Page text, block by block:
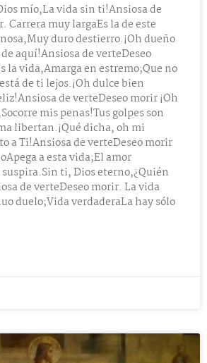
mío,La vida sin ti!Ansiosa de
Carrera muy largaEs la de este
duro destierro.¡Oh dueño
aquí!Ansiosa de verteDeseo
la vida,Amarga en estremo;Que no
de ti lejos.¡Oh dulce bien
de verteDeseo morir ¡Oh
mis penas!Tus golpes son
libertan.¡Qué dicha, oh mi
a Ti!Ansiosa de verteDeseo morir
a esta vida;El amor
ti, Dios eterno,¿Quién
de verteDeseo morir. La vida
duelo;Vida verdaderaLa hay sólo